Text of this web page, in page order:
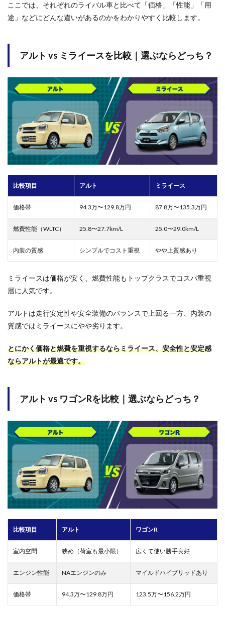
ここでは、それぞれのライバル車と比べて「価格」「性能」「用
途」などにどんな違いがあるのかをわかりやすく比較します。
アルト vs ミライースを比較｜選ぶならどっち？
比較項目 アルト ミライース
価格帯 94.3万〜129.8万円 87.8万〜135.3万円
燃費性能（WLTC） 25.8〜27.7km/L 25.0〜29.0km/L
内装の質感 シンプルでコスト重視 やや上質感あり
ミライースは価格が安く、燃費性能もトップクラスでコスパ重視
層に人気です。
アルトは走行安定性や安全装備のバランスで上回る一方、内装の
質感ではミライースにやや劣ります。
とにかく価格と燃費を重視するならミライース、安全性と安定感
ならアルトが最適です。
アルト vs ワゴンRを比較｜選ぶならどっち？
比較項目 アルト ワゴンR
室内空間 狭め（荷室も最小限） 広くて使い勝手良好
エンジン性能 NAエンジンのみ マイルドハイブリッドあり
価格帯 94.3万〜129.8万円 123.5万〜156.2万円